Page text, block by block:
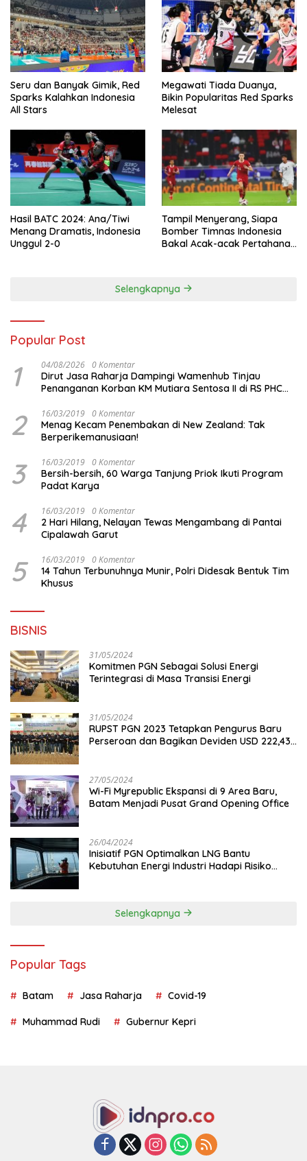
Seru dan Banyak Gimik, Red
Sparks Kalahkan Indonesia
All Stars
Megawati Tiada Duanya,
Bikin Popularitas Red Sparks
Melesat
Hasil BATC 2024: Ana/Tiwi
Menang Dramatis, Indonesia
Unggul 2-0
Tampil Menyerang, Siapa
Bomber Timnas Indonesia
Bakal Acak-acak Pertahanan
Selengkapnya
Popular Post
1 04/08/2026 0 Komentar
Dirut Jasa Raharja Dampingi Wamenhub Tinjau
Penanganan Korban KM Mutiara Sentosa II di RS PHC
2 16/03/2019 0 Komentar
Menag Kecam Penembakan di New Zealand: Tak
Berperikemanusiaan!
3 16/03/2019 0 Komentar
Bersih-bersih, 60 Warga Tanjung Priok Ikuti Program
Padat Karya
4 16/03/2019 0 Komentar
2 Hari Hilang, Nelayan Tewas Mengambang di Pantai
Cipalawah Garut
5 16/03/2019 0 Komentar
14 Tahun Terbunuhnya Munir, Polri Didesak Bentuk Tim
Khusus
BISNIS
31/05/2024
Komitmen PGN Sebagai Solusi Energi
Terintegrasi di Masa Transisi Energi
31/05/2024
RUPST PGN 2023 Tetapkan Pengurus Baru
Perseroan dan Bagikan Deviden USD 222,43
27/05/2024
Wi-Fi Myrepublic Ekspansi di 9 Area Baru,
Batam Menjadi Pusat Grand Opening Office
26/04/2024
Inisiatif PGN Optimalkan LNG Bantu
Kebutuhan Energi Industri Hadapi Risiko
Selengkapnya
Popular Tags
Batam Jasa Raharja Covid-19
Muhammad Rudi Gubernur Kepri